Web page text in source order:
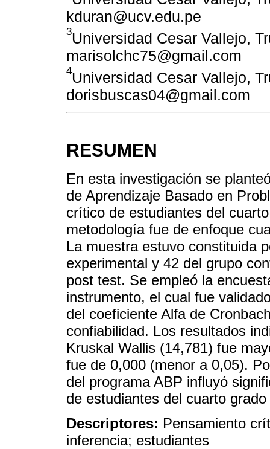
kduran@ucv.edu.pe
3Universidad Cesar Vallejo,
marisolchc75@gmail.com
4Universidad Cesar Vallejo,
dorisbuscas04@gmail.com
RESUMEN
En esta investigación se
de Aprendizaje Basado en
crítico de estudiantes del
metodología fue de enfoque
La muestra estuvo constituida
experimental y 42 del grupo
post test. Se empleó la
instrumento, el cual fue
del coeficiente Alfa de
confiabilidad. Los resultados
Kruskal Wallis (14,781) fue
fue de 0,000 (menor a 0,05).
del programa ABP influyó
de estudiantes del cuarto
Descriptores: Pensamiento
inferencia; estudiantes